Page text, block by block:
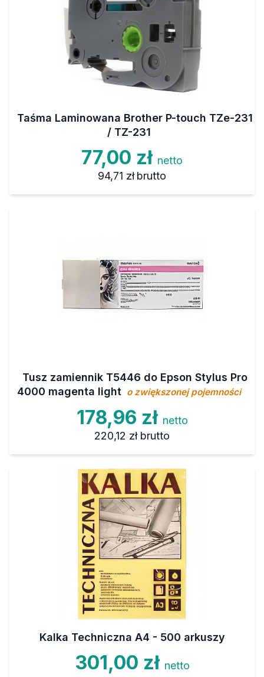
Taśma Laminowana Brother P-touch TZe-231
/ TZ-231
77,00 zł netto
94,71 zł brutto
Tusz zamiennik T5446 do Epson Stylus Pro
4000 magenta light o zwiększonej pojemności
178,96 zł netto
220,12 zł brutto
Kalka Techniczna A4 - 500 arkuszy
301,00 zł netto